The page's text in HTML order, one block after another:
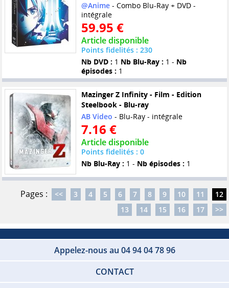
@Anime- Combo Blu-Ray + DVD -
intégrale
59.95 €
Article disponible
Points fidelités : 230
Nb DVD : 1 Nb Blu-Ray : 1 - Nb
épisodes : 1
Mazinger Z Infinity - Film - Edition
Steelbook - Blu-ray
AB Video - Blu-Ray - intégrale
7.16 €
Article disponible
Points fidelités : 0
Nb Blu-Ray : 1 - Nb épisodes : 1
Pages : << 3 4 5 6 7 8 9 10 11
12
13
14 15 16 17 >>
Appelez-nous au 04 94 04 78 96
CONTACT